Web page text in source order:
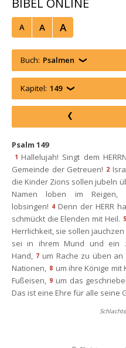
BIBEL ONLINE
A A A
Buch: Psalmen
Kapitel: 149
Psalm 149
1 Hallelujah! Singt dem
Gemeinde der Getreuen! 2
die Kinder Zions sollen jubeln
Namen loben im
lobsingen! 4 Denn der HERR
chmückt die Elenden mit Heil. 5
Herrlichkeit, sie sollen
ei in ihrem Mund und ein
Hand, 7 um Rache zu üben
Nationen, 8 um ihre Könige mit
Fußeisen, 9 um das
Das ist eine Ehre für alle seine